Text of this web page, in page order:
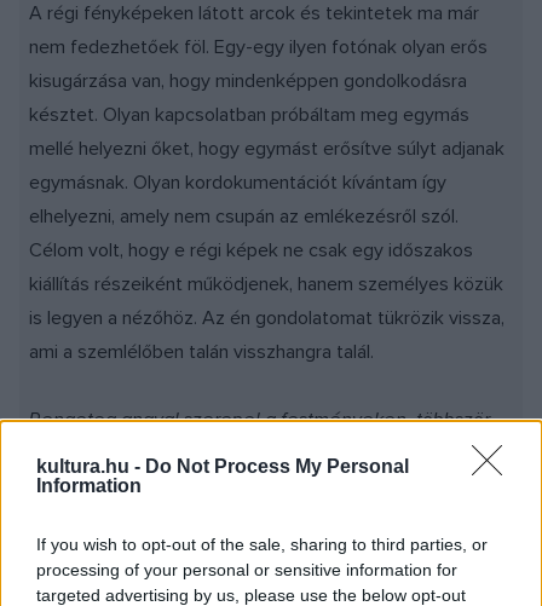
kultura.hu - Do Not Process My Personal
Information
If you wish to opt-out of the sale, sharing to third parties, or
processing of your personal or sensitive information for
targeted advertising by us, please use the below opt-out
A régi fényképeken látott arcok és tekintetek ma már
nem fedezhetőek föl. Egy-egy ilyen fotónak olyan erős
kisugárzása van, hogy mindenképpen gondolkodásra
késztet. Olyan kapcsolatban próbáltam meg egymás
mellé helyezni őket, hogy egymást erősítve súlyt adjanak
egymásnak. Olyan kordokumentációt kívántam így
elhelyezni, amely nem csupán az emlékezésről szól.
Célom volt, hogy e régi képek ne csak egy időszakos
kiállítás részeiként működjenek, hanem személyes közük
is legyen a nézőhöz. Az én gondolatomat tükrözik vissza,
ami a szemlélőben talán visszhangra talál.
Rengeteg angyal szerepel a festményeken, többször
egyetlen angyal maga a mű. Mit jelentenek számodra?
jelképei. Ha megnézed ezeket az angyalokat,
túlsúlyosnak, bokasüllyedésesnek látod őket, mégis